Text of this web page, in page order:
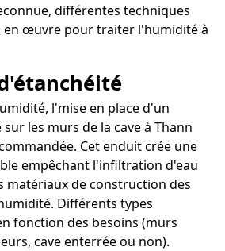
différentes techniques
en œuvre pour traiter l'humidité à
l'mise en place d'un
les murs de la cave à Thann
Cet enduit crée une
empêchant l'infiltration d'eau
matériaux de construction des
Différents types
fonction des besoins (murs
cave enterrée ou non).